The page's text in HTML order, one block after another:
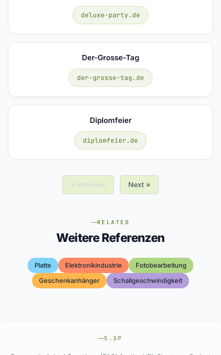
deluxe-party.de
Der-Grosse-Tag
der-grosse-tag.de
Diplomfeier
diplomfeier.de
« Previous Next »
RELATED
Weitere Referenzen
Platte Elektronikindustrie
Fotobearbeitung
Geschenkanhänger
Schallgeschwindigkeit
5.GP